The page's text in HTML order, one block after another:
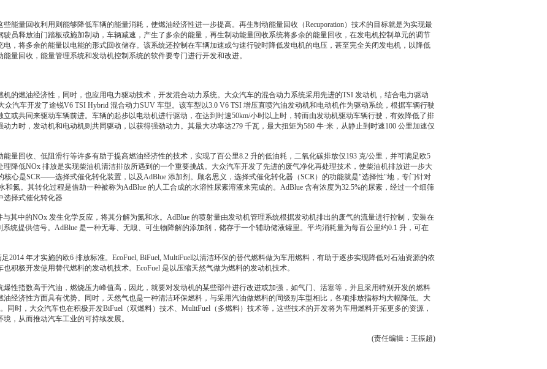
量回收利用则能够降低车辆的能量消耗，使燃油经济性进一步提高。再生制动能量回收（Recuporation）技术的目标就是为实现最
员释放油门踏板或施加制动，车辆减速，产生了多余的能量，再生制动能量回收系统将多余的能量回收，在发电机控制单元的调节
，将多余的能量以电能的形式回收储存。该系统还控制在车辆加速或匀速行驶时降低发电机的电压，甚至完全关闭发电机，以降低
量回收，能量管理系统和发动机控制系统的软件要专门进行开发和改进。
的燃油经济性，同时，也应用电力驱动技术，开发混合动力系统。 大众汽车的混合动力系统采用先进的TSI 发动机 ，结合电力驱动
众汽车开发了途锐V6 TSI Hybrid 混合动力SUV 车型。该车型以3.0 V6 TSI 增压直喷汽油发动机和电动机作为驱动系统，根据车辆行驶
立或共同来驱动车辆前进。车辆的起步以电动机进行驱动，在达到时速50km/小时以上时，转而由发动机驱动车辆行驶，有效降低了排
力时， 发动机和电动机则共同驱动，以获得强劲动力。其最大功率达279 千瓦，最大扭矩为580 牛·米，从静止到时速100 公里加速仅
回收、低阻滑行等许多有助于提高燃油经济性的技术，实现了百公里8.2 升的低油耗，二氧化碳排放仅193 克/公里，并可满足欧5
降低NOx 排放是实现柴油机清洁排放所遇到的一个重要挑战。 大众汽车开发了先进的废气净化再处理技术，使柴油机排放进一步大
核心是SCR——选择式催化转化装置，以及AdBlue 添加剂。顾名思义，选择式催化转化器（SCR）的功能就是"选择性"地，专门针对
氮。其转化过程是借助一种被称为AdBlue 的人工合成的水溶性尿素溶液来完成的。AdBlue 含有浓度为32.5%的尿素，经过一个细筛
选择式催化转化器
其中的NOx 发生化学反应，将其分解为氮和水。AdBlue 的喷射量由发动机管理系统根据发动机排出的废气的流量进行控制，安装在
统提供信号。AdBlue 是一种无毒、无嗅、可生物降解的添加剂，储存于一个辅助储液罐里。平均消耗量为每百公里约0.1 升，可在
2014 年才实施的欧6 排放标准。EcoFuel, BiFuel, MultiFuel以清洁环保的替代燃料做为车用燃料，有助于逐步实现降低对石油资源的依
也积极开发使用替代燃料的发动机技术。EcoFuel 是以压缩天然气做为燃料的发动机技术。
性指数高于汽油，燃烧压力峰值高，因此，就要对发动机的某些部件进行改进或加强，如气门、活塞等，并且采用特别开发的燃料
经济性方面具有优势。同时，天然气也是一种清洁环保燃料，与采用汽油做燃料的同级别车型相比，各项排放指标均大幅降低。 大
同时， 大众汽车也在积极开发BiFuel（双燃料）技术、MulitFuel（多燃料）技术等，这些技术的开发将为车用燃料开拓更多的资源，
，从而推动汽车工业的可持续发展。
(责任编辑：王振超)